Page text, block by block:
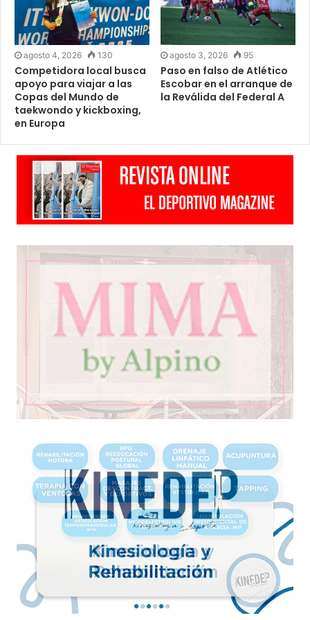
agosto 4, 2026 130
Competidora local busca
apoyo para viajar a las
Copas del Mundo de
taekwondo y kickboxing,
en Europa
agosto 3, 2026 95
Paso en falso de Atlético
Escobar en el arranque de
la Reválida del Federal A